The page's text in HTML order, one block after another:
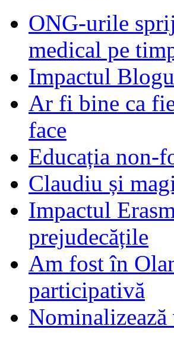
ONG-urile
medical pe
Impactul
Ar fi bine ca
face
Educația non-
Claudiu și
Impactul
prejudecățile
Am fost în
participativă